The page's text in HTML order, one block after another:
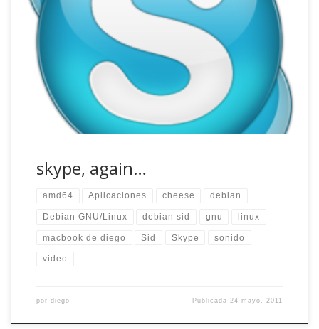
Últimamente he andado liado, tratando de terminar un par
de proyectos que tenía y apenas he podido dedicarme a
jugar con mis ordenadores. No es ninguna excusa,
simplemente no quería tocar nada, trataba de no dar
ningún paso en falso para no tener que volver atrás a toda
prisa. Debe […]
skype, again…
amd64 Aplicaciones cheese debian
Debian GNU/Linux debian sid gnu linux
macbook de diego Sid Skype sonido
video
por diego Publicada24 mayo, 2011